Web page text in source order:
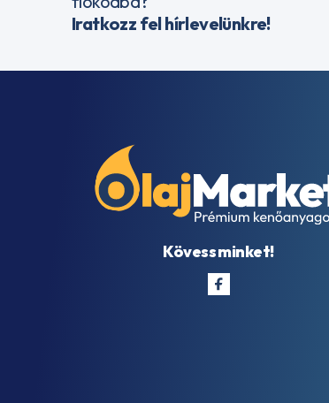
Iratkozz fel hírlevelünkre!
Kövess minket!